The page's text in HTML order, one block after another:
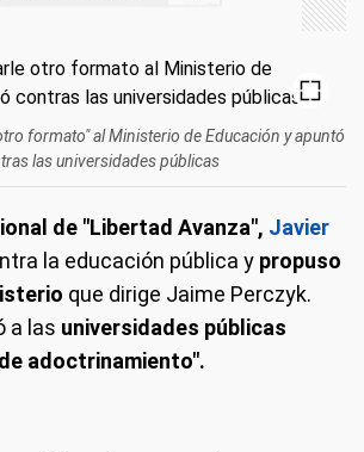
formato" al Ministerio de Educación y apuntó
las universidades públicas
de "Libertad Avanza", Javier
la educación pública y propuso
que dirige Jaime Perczyk.
a las universidades públicas
adoctrinamiento".